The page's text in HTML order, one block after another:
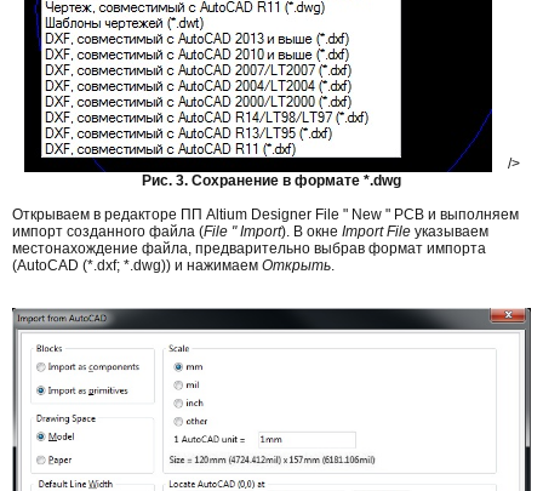
/>
Рис. 3. Сохранение в формате *.dwg
Открываем в редакторе ПП Altium Designer File " New " PCB и выполняем
импорт созданного файла (File " Import). В окне Import File указываем
местонахождение файла, предварительно выбрав формат импорта
(AutoCAD (*.dxf; *.dwg)) и нажимаем Открыть.